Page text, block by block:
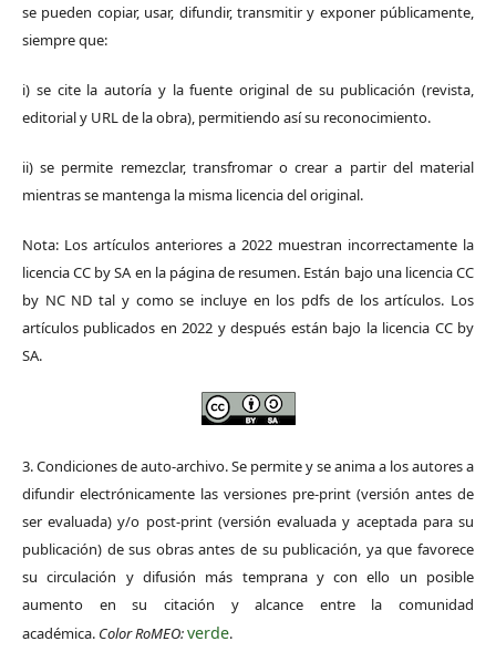
se pueden copiar, usar, difundir, transmitir y exponer públicamente,
siempre que:
i) se cite la autoría y la fuente original de su publicación (revista,
editorial y URL de la obra), permitiendo así su reconocimiento.
ii) se permite remezclar, transfromar o crear a partir del material
mientras se mantenga la misma licencia del original.
Nota: Los artículos anteriores a 2022 muestran incorrectamente la
licencia CC by SA en la página de resumen. Están bajo una licencia CC
by NC ND tal y como se incluye en los pdfs de los artículos. Los
artículos publicados en 2022 y después están bajo la licencia CC by
SA.
3. Condiciones de auto-archivo. Se permite y se anima a los autores a
difundir electrónicamente las versiones pre-print (versión antes de
ser evaluada) y/o post-print (versión evaluada y aceptada para su
publicación) de sus obras antes de su publicación, ya que favorece
su circulación y difusión más temprana y con ello un posible
aumento en su citación y alcance entre la comunidad
académica. Color RoMEO:verde.